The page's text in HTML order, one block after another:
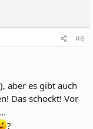
#6
aber es gibt auch
Das schockt! Vor
...
?